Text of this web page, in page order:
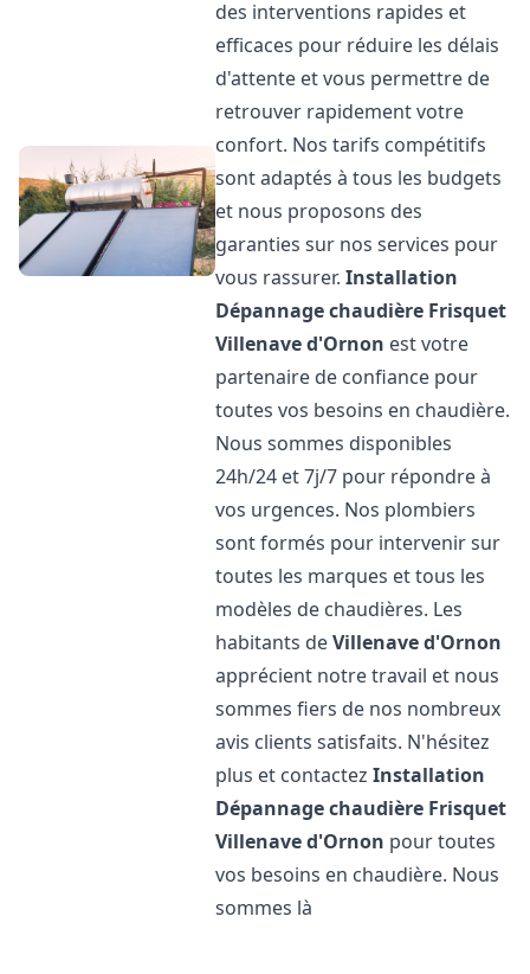
des interventions rapides et
efficaces pour réduire les délais
d'attente et vous permettre de
retrouver rapidement votre
confort. Nos tarifs compétitifs
sont adaptés à tous les budgets
et nous proposons des
garanties sur nos services pour
vous rassurer.Installation
Dépannage chaudière Frisquet
Villenave d'Ornon est votre
partenaire de confiance pour
toutes vos besoins en chaudière.
Nous sommes disponibles
24h/24 et 7j/7 pour répondre à
vos urgences. Nos plombiers
sont formés pour intervenir sur
toutes les marques et tous les
modèles de chaudières. Les
habitants deVillenave d'Ornon
apprécient notre travail et nous
sommes fiers de nos nombreux
avis clients satisfaits. N'hésitez
plus et contactezInstallation
Dépannage chaudière Frisquet
Villenave d'Ornon pour toutes
vos besoins en chaudière. Nous
sommes là